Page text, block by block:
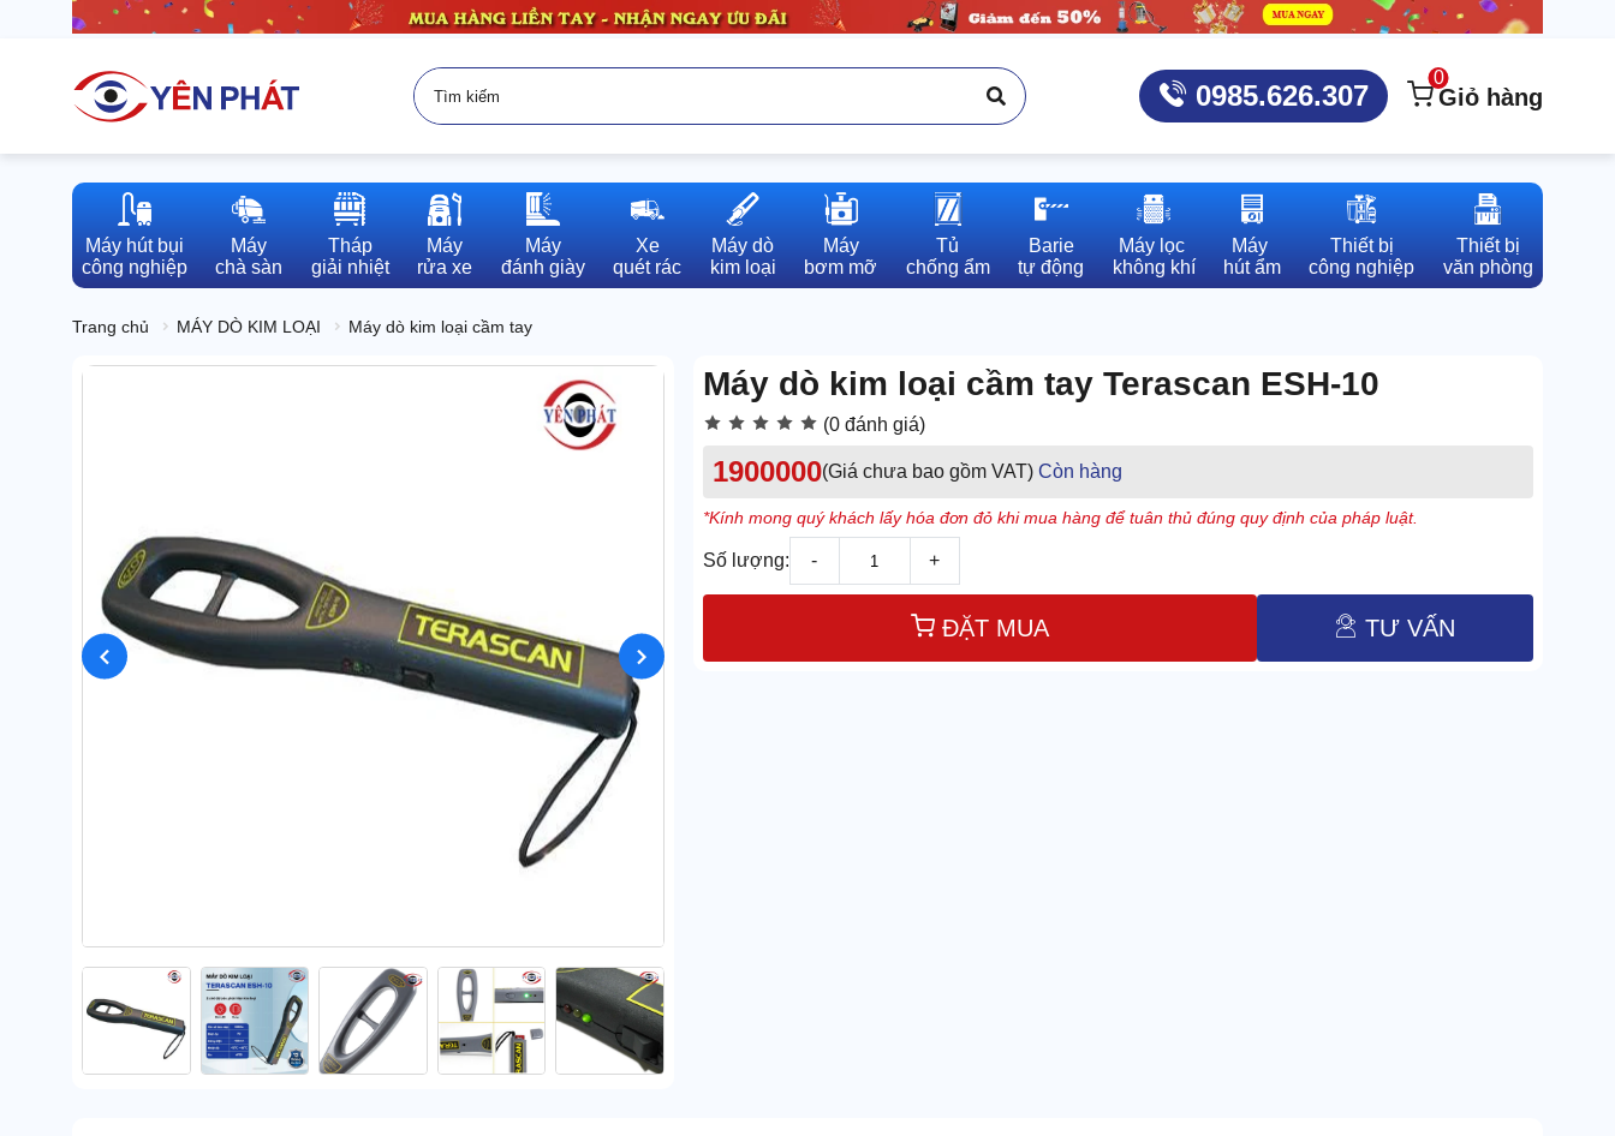
0985.626.307
0
Giỏ hàng
Máy hút bụi
công nghiệp
Máy
chà sàn
Tháp
giải nhiệt
Máy
rửa xe
Máy
đánh giày
Xe
quét rác
Máy dò
kim loại
Máy
bơm mỡ
Tủ
chống ẩm
Barie
tự động
Máy lọc
không khí
Máy
hút ẩm
Thiết bị
công nghiệp
Thiết bị
văn phòng
Trang chủ MÁY DÒ KIM LOẠI Máy dò kim loại cầm tay
Máy dò kim loại cầm tay Terascan ESH-10
(0 đánh giá)
1900000(Giá chưa bao gồm VAT) Còn hàng
*Kính mong quý khách lấy hóa đơn đỏ khi mua hàng để tuân thủ đúng quy định của pháp luật.
Số lượng: - +
ĐẶT MUA TƯ VẤN